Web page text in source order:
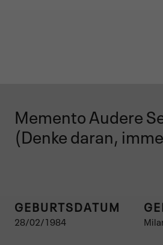
Memento Audere
(Denke daran,
GEBURTSDATUM
28/02/1984